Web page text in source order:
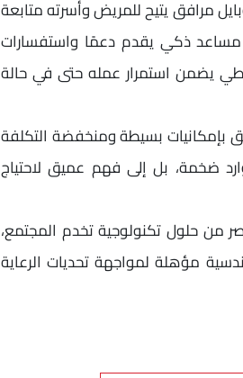
مرافق يتيح للمريض وأسرته متابعة
مساعد ذكي يقدم دعمًا واستفسارات
يضمن استمرار عمله حتى في حالة
بسيطة ومنخفضة التكلفة
ضخمة، بل إلى فهم عميق لاحتياج
من حلول تكنولوجية تخدم المجتمع،
مؤهلة لمواجهة تحديات الرعاية